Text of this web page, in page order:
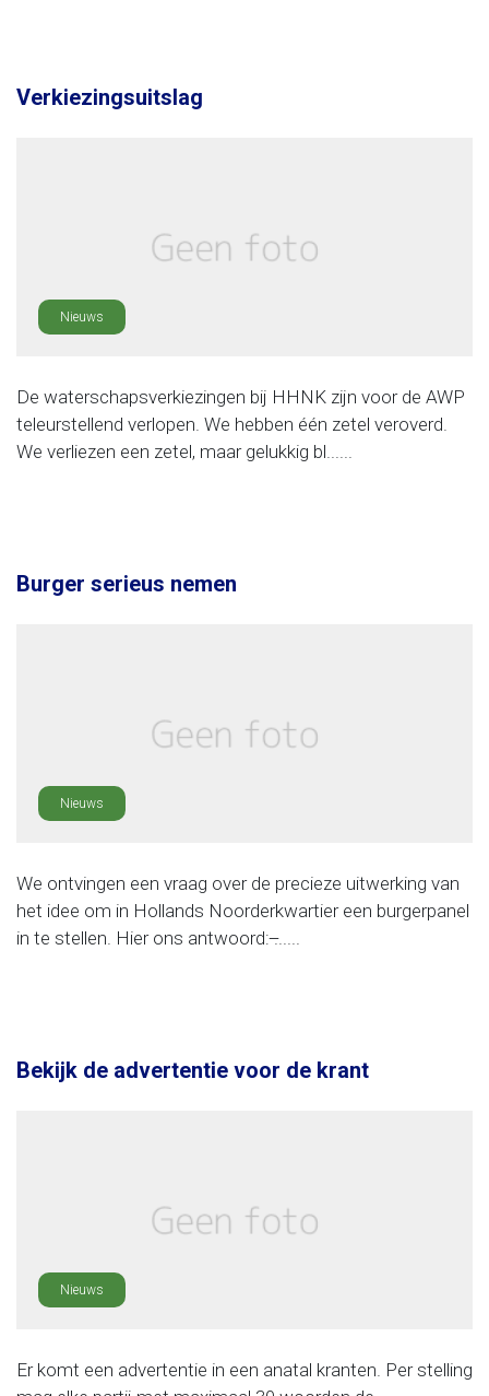
Verkiezingsuitslag
Nieuws
De waterschapsverkiezingen bij HHNK zijn voor de AWP
teleurstellend verlopen. We hebben één zetel veroverd.
We verliezen een zetel, maar gelukkig bl......
Burger serieus nemen
Nieuws
We ontvingen een vraag over de precieze uitwerking van
het idee om in Hollands Noorderkwartier een burgerpanel
in te stellen. Hier ons antwoord: ̶......
Bekijk de advertentie voor de krant
Nieuws
Er komt een advertentie in een anatal kranten. Per stelling